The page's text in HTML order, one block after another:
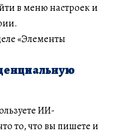
в меню настроек и
«Элементы
ИИ-
то, что вы пишете и